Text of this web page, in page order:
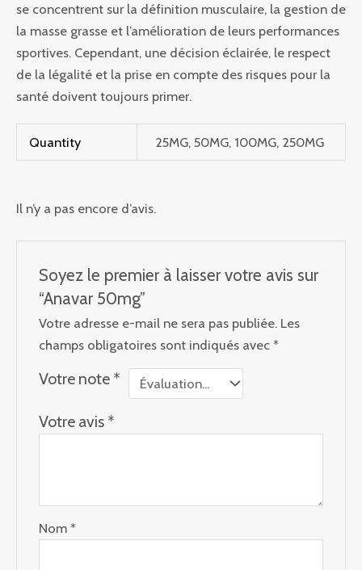
se concentrent sur la définition musculaire, la gestion de
la masse grasse et l’amélioration de leurs performances
sportives. Cependant, une décision éclairée, le respect
de la légalité et la prise en compte des risques pour la
santé doivent toujours primer.
Quantity 25MG, 50MG, 100MG, 250MG
Il n’y a pas encore d’avis.
Soyez le premier à laisser votre avis sur
“Anavar 50mg”
Votre adresse e-mail ne sera pas publiée. Les
champs obligatoires sont indiqués avec*
Votre note *
Votre avis *
Nom*